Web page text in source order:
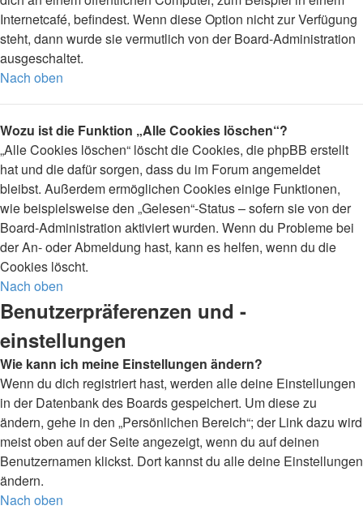
Internetcafé, befindest. Wenn diese Option nicht zur Verfügung
steht, dann wurde sie vermutlich von der Board-Administration
ausgeschaltet.
Nach oben
Wozu ist die Funktion „Alle Cookies löschen“?
„Alle Cookies löschen“ löscht die Cookies, die phpBB erstellt
hat und die dafür sorgen, dass du im Forum angemeldet
bleibst. Außerdem ermöglichen Cookies einige Funktionen,
wie beispielsweise den „Gelesen“-Status – sofern sie von der
Board-Administration aktiviert wurden. Wenn du Probleme bei
der An- oder Abmeldung hast, kann es helfen, wenn du die
Cookies löscht.
Nach oben
Benutzerpräferenzen und -
einstellungen
Wie kann ich meine Einstellungen ändern?
Wenn du dich registriert hast, werden alle deine Einstellungen
in der Datenbank des Boards gespeichert. Um diese zu
ändern, gehe in den „Persönlichen Bereich“; der Link dazu wird
meist oben auf der Seite angezeigt, wenn du auf deinen
Benutzernamen klickst. Dort kannst du alle deine Einstellungen
ändern.
Nach oben